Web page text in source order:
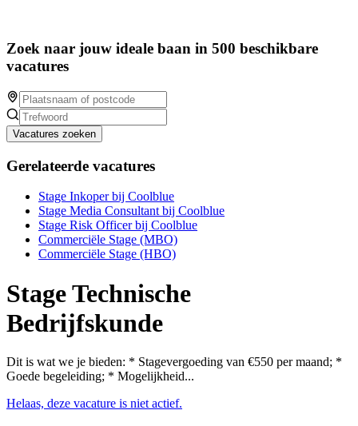
Zoek naar jouw ideale baan in 500 beschikbare
vacatures
Vacatures zoeken
Gerelateerde vacatures
Stage Inkoper bij Coolblue
Stage Media Consultant bij Coolblue
Stage Risk Officer bij Coolblue
Commerciële Stage (MBO)
Commerciële Stage (HBO)
Stage Technische
Bedrijfskunde
Dit is wat we je bieden: * Stagevergoeding van €550 per maand; *
Goede begeleiding; * Mogelijkheid...
Helaas, deze vacature is niet actief.